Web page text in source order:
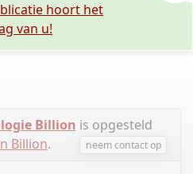
hoort het
van u!
Billion is opgesteld
Billion. neem contact op